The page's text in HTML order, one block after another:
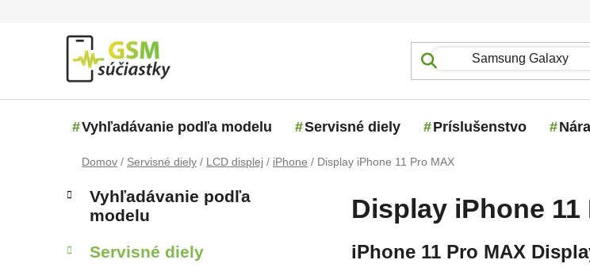
Vyhľadávanie podľa modelu Servisné diely Príslušenstvo
Domov / Servisné diely / LCD displej / iPhone / Display iPhone 11 Pro MAX
Bočný panel
Kategórie
Vyhľadávanie podľa
modelu
Servisné diely
Display iPhone 11
iPhone 11 Pro MAX